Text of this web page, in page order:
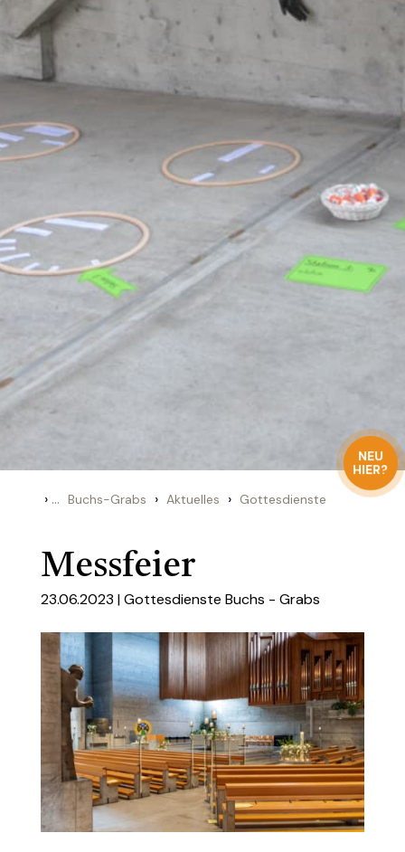
NEU
HIER?
› ... Buchs-Grabs › Aktuelles › Gottesdienste
Messfeier
23.06.2023 |Gottesdienste Buchs - Grabs